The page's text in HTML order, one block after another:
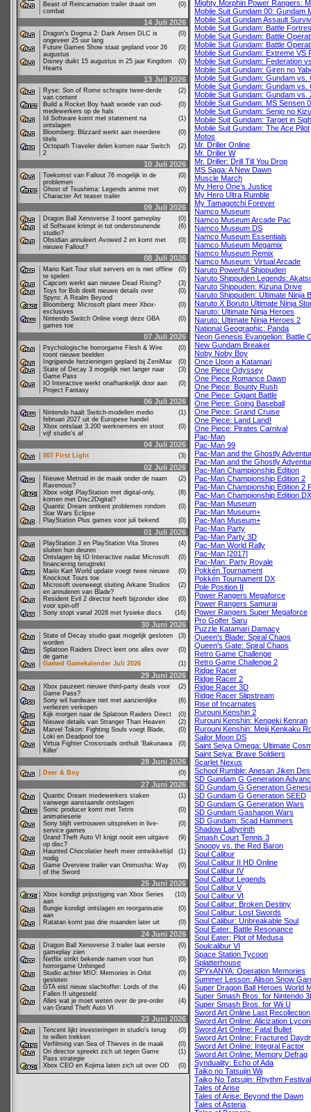
Beast of Reincarnation trailer draait om
combat
(0)
14 Juli 2026
Dragon's Dogma 2: Dark Arisen DLC is
ongeveer 25 uur lang
(0)
Future Games Show staat gepland voor 26
augustus
(0)
Disney duikt 15 augustus in 25 jaar Kingdom
Hearts
(0)
13 Juli 2026
Ryse: Son of Rome schrapte twee-derde
van content
(2)
Build a Rocket Boy haalt woede van oud-
medewerkers op de hals
(0)
Id Software komt met statement na
ontslagen
(1)
Bloomberg: Blizzard werkt aan meerdere
titels
(0)
Octopath Traveler delen komen naar Switch
2
(2)
10 Juli 2026
Toekomst van Fallout 76 mogelijk in de
problemen
(0)
Ghost of Tsushima: Legends anime met
Character Art teaser trailer
(0)
09 Juli 2026
Dragon Ball Xenoverse 3 toont gameplay
(0)
id Software krimpt in tot ondersteunende
studio?
(6)
Obsidian annuleert Avowed 2 en komt met
nieuwe Fallout?
(0)
08 Juli 2026
Mario Kart Tour sluit servers en is niet offline
te spelen
(0)
Capcom werkt aan nieuwe Dead Rising?
(3)
Toys for Bob deelt nieuwe details over
Spyro: A Realm Beyond
(0)
Bloomberg: Microsoft plant meer Xbox-
exclusives
(0)
Nintendo Switch Online voegt deze GBA
games toe
(0)
07 Juli 2026
Psychologische horrorgame Flesh & Wire
toont nieuwe beelden
(0)
Ingrijpende herzieningen gepland bij ZeniMax
(0)
State of Decay 3 mogelijk niet langer naar
Game Pass
(3)
IO Interactive werkt onafhankelijk door aan
Project Fantasy
(0)
06 Juli 2026
Nintendo haalt Switch-modellen medio
februari 2027 uit de Europese handel
(1)
Xbox ontslaat 3.200 werknemers en stoot
vijf studio's af
(0)
04 Juli 2026
007 First Light (3)
02 Juli 2026
Nieuwe Metroid in de maak onder de naam
Ravenous?
(2)
Xbox volgt PlayStation met digital-only,
komen met Disc2Digital?
(8)
Quantic Dream ontkent problemen rondom
Star Wars Eclipse
(0)
PlayStation Plus games voor juli bekend
(0)
01 Juli 2026
PlayStation 3 en PlayStation Vita Stores
sluiten hun deuren
(4)
Ontslagen bij IO Interactive nadat Microsoft
financiering terugtrekt
(0)
Mario Kart World update voegt twee nieuwe
Knockout Tours toe
(0)
Microsoft overweegt sluiting Arkane Studios
en annuleren van Blade?
(2)
Resident Evil 2 director heeft bijzonder idee
voor spin-off
(0)
Sony stopt vanaf 2028 met fysieke discs
(16)
30 Juni 2026
State of Decay studio gaat mogelijk gesloten
worden
(3)
Splatoon Raiders Direct leert ons alles over
de game
(0)
Gamed Gamekalender Juli 2026
(1)
29 Juni 2026
Xbox pauzeert nieuwe third-party deals voor
Game Pass?
(2)
Sony wil hardware niet met aanzienlijke
verliezen verkopen
(6)
Kijk morgen naar de Splatoon Raiders Direct
(0)
Nieuwe details van Stranger Than Heaven
(2)
Marvel Tokon: Fighting Souls voegt Blade,
Loki en Deadpool toe
(0)
Virtua Fighter Crossroads onthult ‘Bakunawa
Killer’
(0)
28 Juni 2026
Deer & Boy (0)
27 Juni 2026
Quantic Dream medewerkers staken
vanwege aanstaande ontslagen
(1)
Sonic producer komt met Tetris
animatieserie
(0)
Sony blijft vertrouwen uitspreken in live-
service games
(0)
Grand Theft Auto VI krijgt nooit een uitgave
op disc?
(9)
Haunted Chocolatier heeft meer ontwikkeltijd
nodig
(1)
Game Overview trailer van Onimusha: Way
of the Sword
(0)
25 Juni 2026
Xbox kondigt prijsstijging van Xbox Series
aan
(10)
Bungie kondigt ontslagen en reorganisatie
aan
(0)
Ratatan komt pas drie maanden later uit
(0)
24 Juni 2026
Dragon Ball Xenoverse 3 trailer laat eerste
gameplay zien
(0)
Netflix strikt bekende namen voor hun
horrorgame Unhinged
(0)
Studio achter MIO: Memories in Orbit
gesloten
(0)
GTA eist nieuw slachtoffer: Lords of the
Fallen II uitgesteld
(4)
Alles wat je moet weten over de pre-order
van Grand Theft Auto VI
(4)
23 Juni 2026
Tencent lijkt investeringen in studio's terug
te willen trekken
(0)
Verfilming van Sea of Thieves in de maak
(0)
Ori director spreekt zich uit tegen Game
Pass strategie
(1)
Xbox CEO en Kojima laten zich uit over OD
(0)
Mighty Morphin Power Rangers:
Mobile Suit Gundam 00: Gundam
Mobile Suit Gundam Assault
Mobile Suit Gundam: Battle
Mobile Suit Gundam: Battle
Mobile Suit Gundam: Battle
Mobile Suit Gundam: Extreme VS
Mobile Suit Gundam: Federation
Mobile Suit Gundam: Giren no
Mobile Suit Gundam: Gundam vs.
Mobile Suit Gundam: Gundam vs.
Mobile Suit Gundam: Gundam vs.
Mobile Suit Gundam: MS Sensen
Mobile Suit Gundam: Senjo no
Mobile Suit Gundam: Target in
Mobile Suit Gundam: The Ace Pilot
Motos
Mr. Driller Online
Mr. Driller W
Mr. Driller: Drill Till You Drop
MS Saga: A New Dawn
Muscle March
My Hero One’s Justice
My Hero Ultra Rumble
My Tamagotchi Forever
Namco Museum
Namco Museum Arcade Pac
Namco Museum DS
Namco Museum Essentials
Namco Museum Megamix
Namco Museum Remix
Namco Museum: Virtual Arcade
Naruto Powerful Shippuden
Naruto Shippuden Legends:
Naruto Shippuden: Kizuna Drive
Naruto Shippuden: Ultimate Ninja
Naruto X Boruto Ultimate Ninja
Naruto: Ultimate Ninja Heroes
Naruto: Ultimate Ninja Heroes 2
National Geographic: Panda
Neon Genesis Evangelion: Battle
New Gundam Breaker
Noby Noby Boy
Once Upon a Katamari
One Piece Odyssey
One Piece Romance Dawn
One Piece: Bounty Rush
One Piece: Gigant Battle
One Piece: Going Baseball
One Piece: Grand Cruise
One Piece: Land Land!
One Piece: Pirates Carnival
Pac-Man
Pac-Man 99
Pac-Man and the Ghostly
Pac-Man and the Ghostly
Pac-Man Championship Edition
Pac-Man Championship Edition 2
Pac-Man Championship Edition 2
Pac-Man Championship Edition DX
Pac-Man Museum
Pac-Man Museum+
Pac-Man Museum+
Pac-Man Party
Pac-Man Party 3D
Pac-Man World Rally
Pac-Man [2017]
Pac-Man: Party Royale
Pokkén Tournament
Pokkén Tournament DX
Pole Position II
Power Rangers Megaforce
Power Rangers Samurai
Power Rangers Super Megaforce
Pro Golfer Saru
Puzzle Katamari Damacy
Queen's Blade: Spiral Chaos
Queen's Gate: Spiral Chaos
Retro Game Challenge
Retro Game Challenge 2
Ridge Racer
Ridge Racer 2
Ridge Racer 3D
Ridge Racer Slipstream
Rise of Incarnates
Rurouni Kenshin 2
Rurouni Kenshin: Kengeki Kenran
Rurouni Kenshin: Meiji Kenkaku
Sailor Moon DS
Saint Seiya Omega: Ultimate
Saint Seiya: Brave Soldiers
Scarlet Nexus
School Rumble: Anesan Jiken
SD Gundam G Generation
SD Gundam G Generation
SD Gundam G Generation SEED
SD Gundam G Generation Wars
SD Gundam Gashapon Wars
SD Gundam: Scad Hammers
Shadow Labyrinth
Smash Court Tennis 3
Snoopy vs. the Red Baron
Soul Calibur
Soul Calibur II HD Online
Soul Calibur IV
Soul Calibur Legends
Soul Calibur V
Soul Calibur VI
Soul Calibur: Broken Destiny
Soul Calibur: Lost Swords
Soul Calibur: Unbreakable Soul
Soul Eater: Battle Resonance
Soul Eater: Plot of Medusa
Soulcalibur VI
Space Station Tycoon
Splatterhouse
SPYxANYA: Operation Memories
Summer Lesson: Alison Snow
Super Dragon Ball Heroes World
Super Smash Bros. for Nintendo
Super Smash Bros. for Wii U
Sword Art Online Last Recollection
Sword Art Online: Alicization
Sword Art Online: Fatal Bullet
Sword Art Online: Fractured
Sword Art Online: Integral Factor
Sword Art Online: Memory Defrag
Synduality: Echo of Ada
Taiko no Tatsujin Wii
Taiko No Tatsujin: Rhythm Festival
Tales of Arise
Tales of Arise: Beyond the Dawn
Tales of Asteria